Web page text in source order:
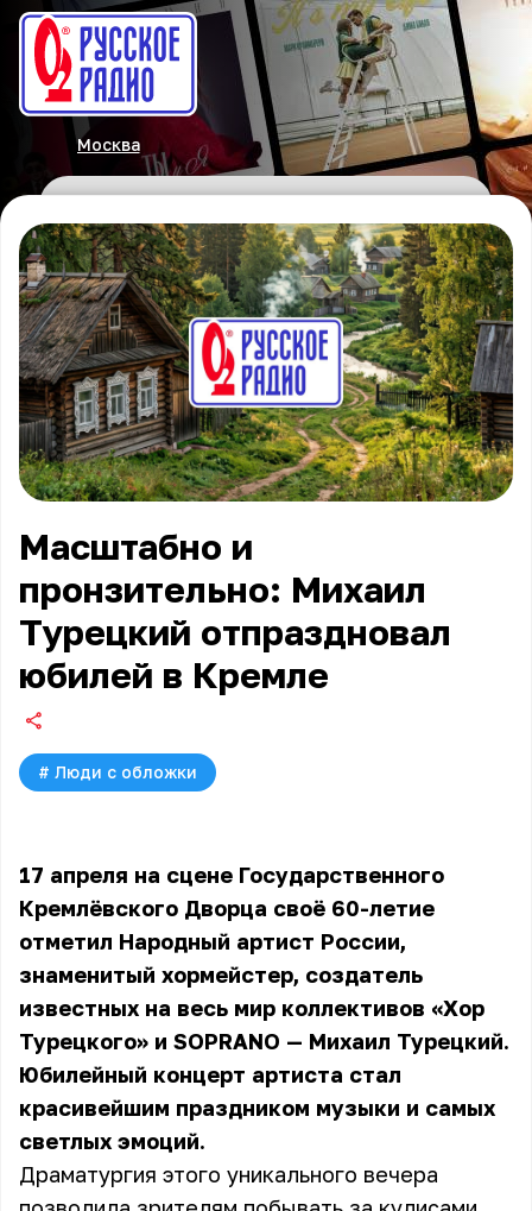
Москва
Масштабно и
пронзительно: Михаил
Турецкий отпраздновал
юбилей в Кремле
# Люди с обложки
17 апреля на сцене Государственного
Кремлёвского Дворца своё 60-летие
отметил Народный артист России,
знаменитый хормейстер, создатель
известных на весь мир коллективов «Хор
Турецкого» и SOPRANO — Михаил Турецкий.
Юбилейный концерт артиста стал
красивейшим праздником музыки и самых
светлых эмоций.
Драматургия этого уникального вечера